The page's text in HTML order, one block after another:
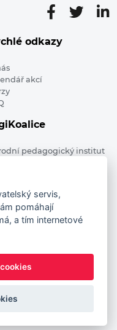
odkazy
akcí
pedagogický institut
reserved
from the European
Executive Agency (now
is not responsible
servis,
pomáhají
a tím internetové